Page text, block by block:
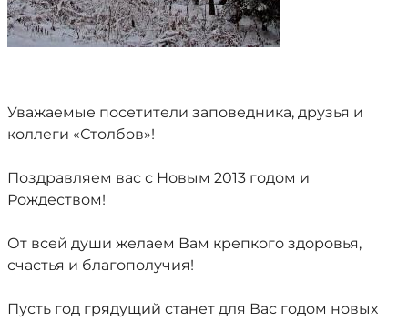
Уважаемые посетители заповедника, друзья и
коллеги «Столбов»!
Поздравляем вас с Новым 2013 годом и
Рождеством!
От всей души желаем Вам крепкого здоровья,
счастья и благополучия!
Пусть год грядущий станет для Вас годом новых